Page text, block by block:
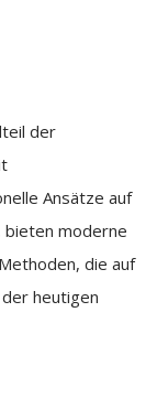
der
Ansätze auf
bieten moderne
die auf
der heutigen